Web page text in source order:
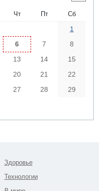
Чт Пт Сб
1
6 7
8
13 14
15
20 21
22
27 28
29
Здоровье
Технологии